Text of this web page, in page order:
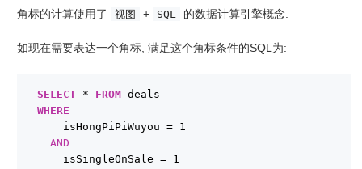
角标的计算使用了 视图 + SQL 的数据计算引擎概念.
如现在需要表达一个角标, 满足这个角标条件的SQL为:
SELECT * FROM deals
WHERE
isHongPiPiWuyou = 1
AND
isSingleOnSale = 1